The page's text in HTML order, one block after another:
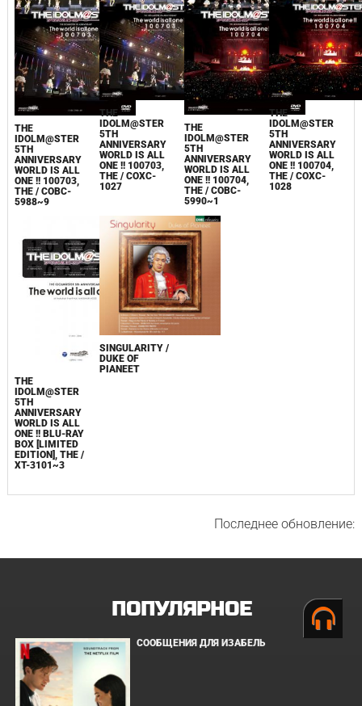
THE
IDOLM@STER
5TH
ANNIVERSARY
WORLD IS ALL
ONE !! 100703,
THE / COBC-
5988~9
THE
IDOLM@STER
5TH
ANNIVERSARY
WORLD IS ALL
ONE !! 100703,
THE / COXC-
1027
THE
IDOLM@STER
5TH
ANNIVERSARY
WORLD IS ALL
ONE !! 100704,
THE / COBC-
5990~1
THE
IDOLM@STER
5TH
ANNIVERSARY
WORLD IS ALL
ONE !! 100704,
THE / COXC-
1028
THE
IDOLM@STER
5TH
ANNIVERSARY
WORLD IS ALL
ONE !! BLU-RAY
BOX [LIMITED
EDITION], THE /
XT-3101~3
SINGULARITY /
DUKE OF
PIANEET
Последнее обновление:
ПОПУЛЯРНОЕ
СООБЩЕНИЯ ДЛЯ ИЗАБЕЛЬ